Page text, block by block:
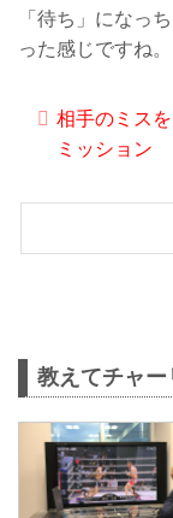
「待ち」になっ
った感じですね
相手のミス
ミッション
教えてチャ